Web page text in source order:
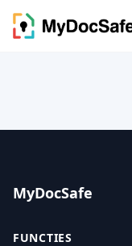
MyDocSafe
FUNCTIES